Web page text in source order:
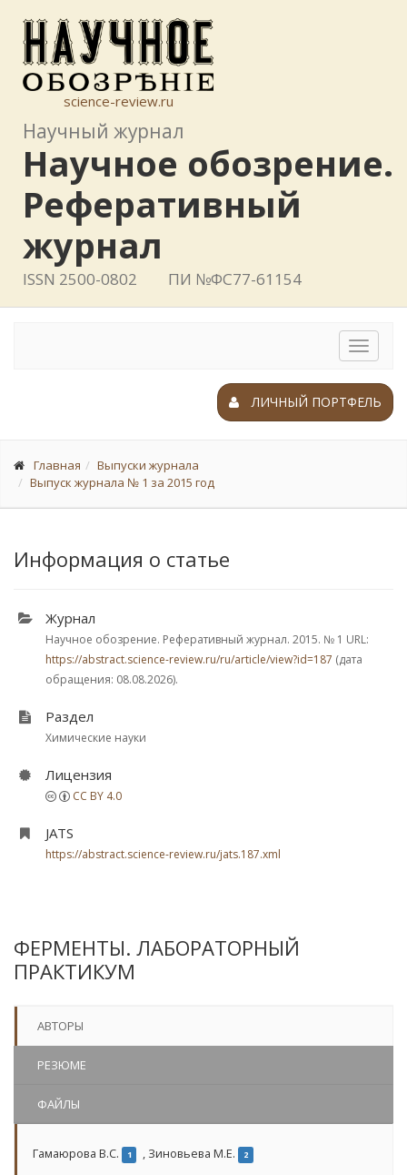
science-review.ru
Научный журнал
Научное обозрение.
Реферативный
журнал
ISSN 2500-0802 ПИ №ФС77-61154
Toggle
ЛИЧНЫЙ ПОРТФЕЛЬ
Главная
Выпуски журнала
Выпуск журнала № 1 за 2015 год
Информация о статье
Журнал
Научное обозрение. Реферативный журнал. 2015. № 1 URL:
https://abstract.science-review.ru/ru/article/view?id=187 (дата
обращения: 08.08.2026).
Раздел
Химические науки
Лицензия
CC BY 4.0
JATS
https://abstract.science-review.ru/jats.187.xml
ФЕРМЕНТЫ. ЛАБОРАТОРНЫЙ
ПРАКТИКУМ
АВТОРЫ
РЕЗЮМЕ
ФАЙЛЫ
Гамаюрова В.С. 1 , Зиновьева М.Е. 2